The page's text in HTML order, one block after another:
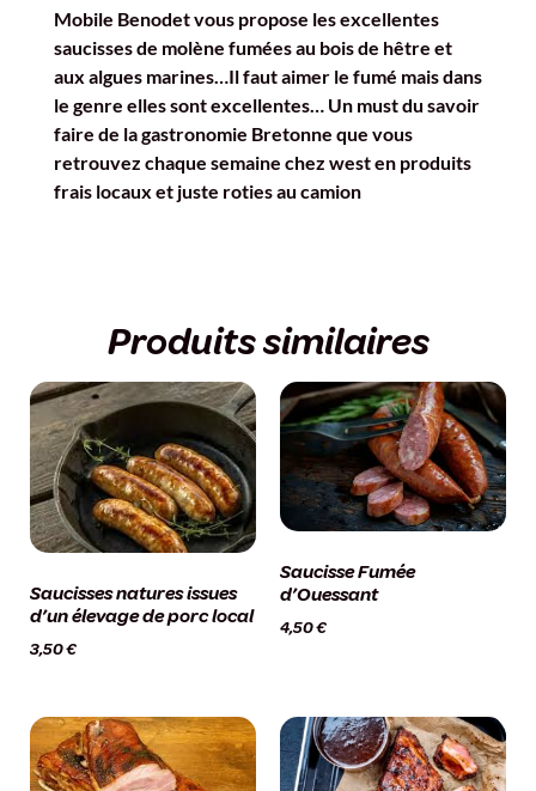
Mobile Benodet vous propose les excellentes
saucisses de molène fumées au bois de hêtre et
aux algues marines…Il faut aimer le fumé mais dans
le genre elles sont excellentes… Un must du savoir
faire de la gastronomie Bretonne que vous
retrouvez chaque semaine chez west en produits
frais locaux et juste roties au camion
Produits similaires
Saucisses natures issues
d’un élevage de porc local
3,50€
Saucisse Fumée
d’Ouessant
4,50€